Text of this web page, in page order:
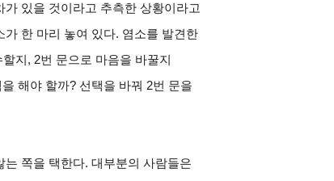
있을 것이라고 추측한 상황이라고
한 마리 놓여 있다. 염소를 발견한
지, 2번 문으로 마음을 바꿀지
해야 할까? 선택을 바꿔 2번 문을
쪽을 택한다. 대부분의 사람들은